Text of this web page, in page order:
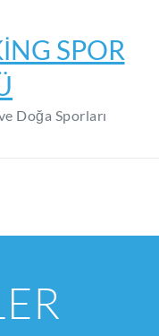
SPOR
Doğa Sporları